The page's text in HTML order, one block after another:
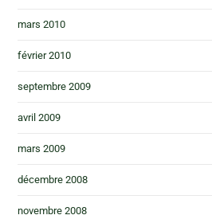
mars 2010
février 2010
septembre 2009
avril 2009
mars 2009
décembre 2008
novembre 2008